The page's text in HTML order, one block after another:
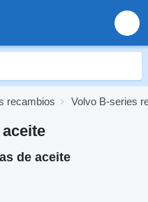
recambios Volvo B-series
de aceite